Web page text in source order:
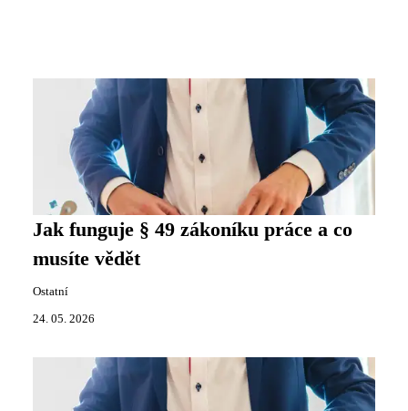
Jak funguje § 49 zákoníku práce a co
musíte vědět
Ostatní
24. 05. 2026